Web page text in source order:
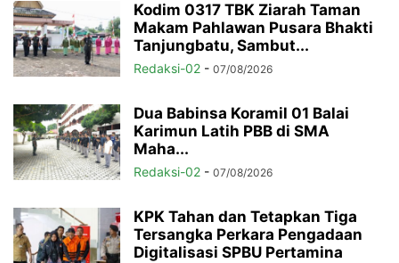
Kodim 0317 TBK Ziarah Taman
Makam Pahlawan Pusara Bhakti
Tanjungbatu, Sambut...
Redaksi-02 - 07/08/2026
Dua Babinsa Koramil 01 Balai
Karimun Latih PBB di SMA
Maha...
Redaksi-02 - 07/08/2026
KPK Tahan dan Tetapkan Tiga
Tersangka Perkara Pengadaan
Digitalisasi SPBU Pertamina